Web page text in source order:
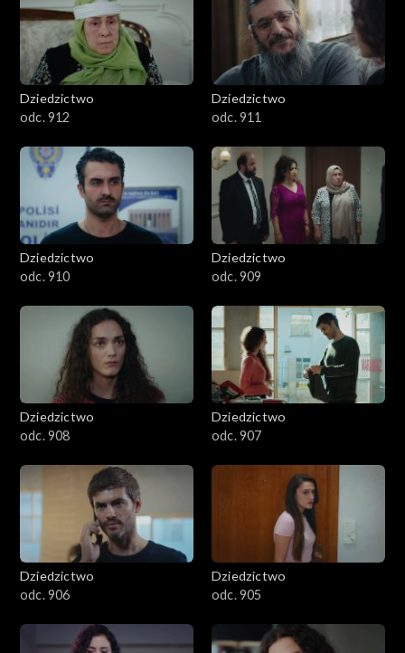
Dziedzictwo
odc. 912
Dziedzictwo
odc. 911
Dziedzictwo
odc. 910
Dziedzictwo
odc. 909
Dziedzictwo
odc. 908
Dziedzictwo
odc. 907
Dziedzictwo
odc. 906
Dziedzictwo
odc. 905